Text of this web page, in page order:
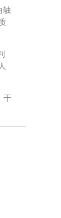
轴
干